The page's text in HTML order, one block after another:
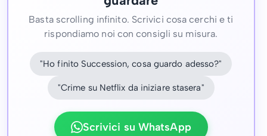
Basta scrolling infinito. Scrivici cosa cerchi e ti
rispondiamo noi con consigli su misura.
"Ho finito Succession, cosa guardo adesso?"
"Crime su Netflix da iniziare stasera"
Scrivici su WhatsApp